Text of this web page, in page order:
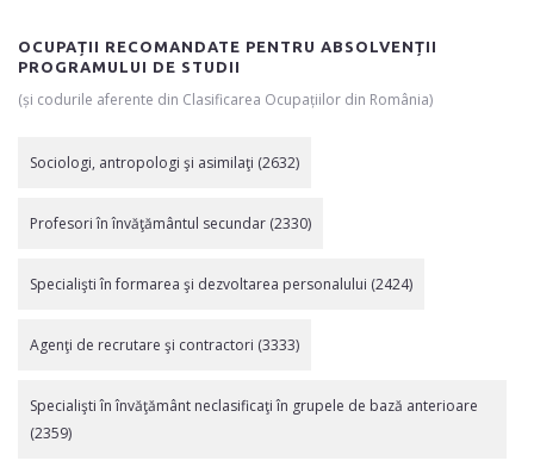
OCUPAȚII RECOMANDATE PENTRU ABSOLVENȚII
PROGRAMULUI DE STUDII
(și codurile aferente din Clasificarea Ocupațiilor din România)
Sociologi, antropologi şi asimilaţi (2632)
Profesori în învăţământul secundar (2330)
Specialişti în formarea şi dezvoltarea personalului (2424)
Agenţi de recrutare şi contractori (3333)
Specialişti în învăţământ neclasificaţi în grupele de bază anterioare
(2359)